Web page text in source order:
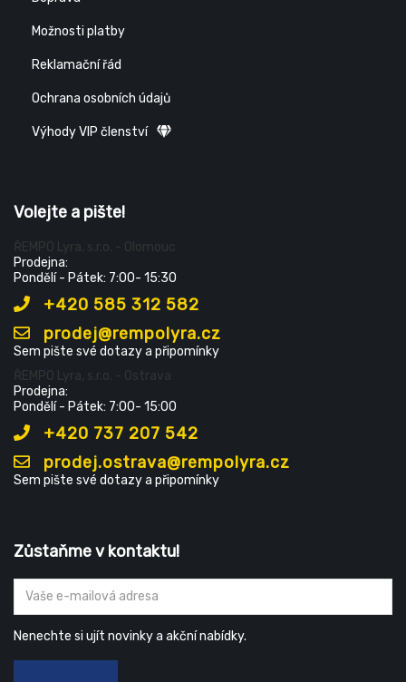
Možnosti platby
Reklamační řád
Ochrana osobních údajů
Výhody VIP členství
Volejte a pište!
ŘEMPO Lyra, s.r.o. - Olomouc
Prodejna:
Pondělí - Pátek: 7:00- 15:30
+420 585 312 582
prodej@rempolyra.cz
Sem pište své dotazy a připomínky
ŘEMPO Lyra, s.r.o. - Ostrava
Prodejna:
Pondělí - Pátek: 7:00- 15:00
+420 737 207 542
prodej.ostrava@rempolyra.cz
Sem pište své dotazy a připomínky
Zůstaňme v kontaktu!
Nenechte si ujít novinky a akční nabídky.